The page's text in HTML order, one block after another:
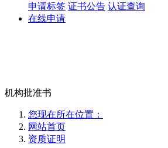
申请标签 证书公告 认证查询
在线申请
机构批准书
您现在所在位置：
网站首页
资质证明